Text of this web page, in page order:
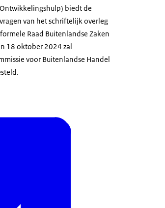
biedt de
van het schriftelijk overleg
Raad Buitenlandse Zaken
18 oktober 2024 zal
voor Buitenlandse Handel